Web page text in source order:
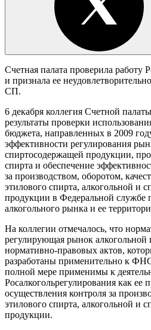
Счетная палата проверила работу
и признала ее
СП.
6 декабря коллегия Счетной
результаты проверки
бюджета, направленных в 2009
эффективности регулирования
спиртосодержащей продукции,
спирта и обеспечение
за производством, оборотом,
этилового спирта, алкогольной и
продукции в Федеральной службе
алкогольного рынка и ее
На коллегии отмечалось, что
регулирующая рынок алкогольной
нормативно-правовых актов,
разработаны применительно к
полной мере применимы к
Росалкогольрегулирования как ее
осуществления контроля за
этилового спирта, алкогольной и
продукции.